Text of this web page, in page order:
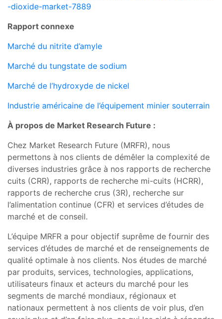
-dioxide-market-7889
Rapport connexe
Marché du nitrite d’amyle
Marché du tungstate de sodium
Marché de l’hydroxyde de nickel
Industrie américaine de l’équipement minier souterrain
À propos de Market Research Future :
Chez Market Research Future (MRFR), nous
permettons à nos clients de démêler la complexité de
diverses industries grâce à nos rapports de recherche
cuits (CRR), rapports de recherche mi-cuits (HCRR),
rapports de recherche crus (3R), recherche sur
l’alimentation continue (CFR) et services d’études de
marché et de conseil.
L’équipe MRFR a pour objectif suprême de fournir des
services d’études de marché et de renseignements de
qualité optimale à nos clients. Nos études de marché
par produits, services, technologies, applications,
utilisateurs finaux et acteurs du marché pour les
segments de marché mondiaux, régionaux et
nationaux permettent à nos clients de voir plus, d’en